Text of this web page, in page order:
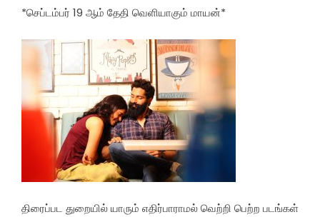
*செப்டம்பர் 19 ஆம் தேதி வெளியாகும் மாயன்*
திரைப்பட துறையில் யாரும் எதிர்பாராமல் வெற்றி பெற்ற படங்கள்